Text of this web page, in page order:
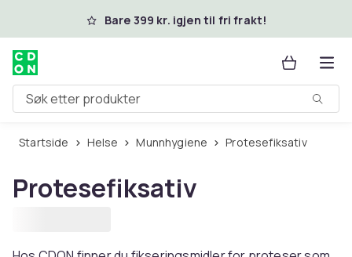
Hopp til hovedinnholdBare 399 kr. igjen til fri frakt!
Søk etter produkter
Startside Helse Munnhygiene Protesefiksativ
Protesefiksativ